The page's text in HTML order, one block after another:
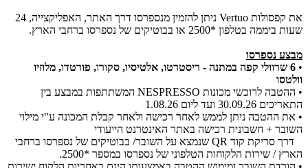
את קפסולות Vertuo ניתן להזמין מנספרסו דרך האתר, האפליקצייה, 24
שעות ביממה בטלפון *2500 או בבוטיקים של נספרסו ברחבי הארץ.
מבצע נספרסו
•
6 שרוולי קפה במתנה - ריסטרטו, אלטיסיו, סקורו, פורטדו, מלוזיו
וולטסו
• ההטבה לרוכשי מכונות NESPRESSO המשתתפות במבצע בין
התאריכים 30.09.26 ועד ליום 1.08.26
• את ההטבה ניתן לממש לאחר רכישה ולאחר קבלת המכונה ע"י מילוי
השובר + חשבונית רכישה באתר האינטרנט הייעודי
דרך סריקת קוד QR שנמצא על השובר/ בבוטיקים של נספרסו ברחבי
הארץ / שירות הלקוחות הטלפוני של נספרסו במספר *2500.